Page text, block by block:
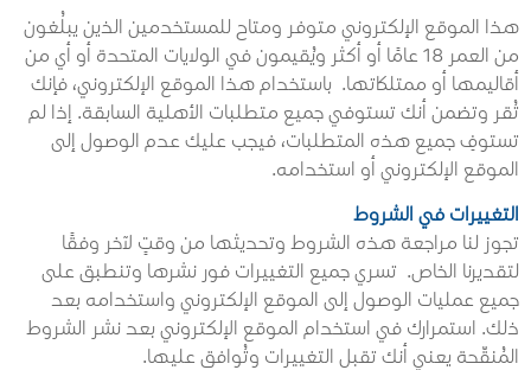
هذا الموقع الإلكتروني متوفر ومتاح للمستخدمين الذين يبلُغون
من العمر 18 عامًا أو أكثر ويُقيمون في الولايات المتحدة أو أي من
أقاليمها أو ممتلكاتها. باستخدام هذا الموقع الإلكتروني، فإنك
تُقر وتضمن أنك تستوفي جميع متطلبات الأهلية السابقة. إذا لم
تستوفِ جميع هذه المتطلبات، فيجب عليك عدم الوصول إلى
الموقع الإلكتروني أو استخدامه.
التغييرات في الشروط
تجوز لنا مراجعة هذه الشروط وتحديثها من وقتٍ لآخر وفقًا
لتقديرنا الخاص. تسري جميع التغييرات فور نشرها وتنطبق على
جميع عمليات الوصول إلى الموقع الإلكتروني واستخدامه بعد
ذلك. استمرارك في استخدام الموقع الإلكتروني بعد نشر الشروط
المُنقّحة يعني أنك تقبل التغييرات وتُوافق عليها.